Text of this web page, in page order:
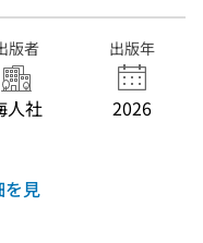
版者
人社
出版年
2026
を見